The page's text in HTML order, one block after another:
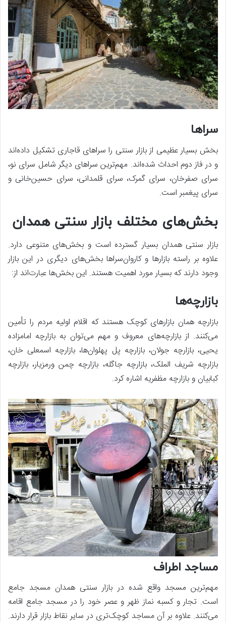
سراها
بخش بسیار عظیمی از بازار سنتی را سراهای قاجاری تشکیل داده‌اند
و در فاز دوم احداث شده‌اند. مهم‌ترین سراهای دیگر شامل سرای نو،
سرای صفرخان، سرای گمرک، سرای قلمدانی، سرای حسین‌خانی و
سرای پیغمبر است.
بخش‌های مختلف بازار سنتی همدان
بازار سنتی همدان بسیار گسترده است و بخش‌های متنوعی دارد.
علاوه بر راسته بازارها و کاروان‌سراها بخش‌های دیگری در این بازار
وجود دارند که بسیار مورد اهمیت هستند. این بخش‌ها عبارت‌اند از:
بازارچه‌ها
بازارچه همان بازارهای کوچک هستند که اقلام اولیه مردم را تأمین
می‌کنند. از بازارچه‌های معروف و مهم می‌توان به بازارچه امامزاده
یحیی، بازارچه جولان، بازارچه پل پهلوان‌ها، بازارچه اسمعلی خان،
بازارچه شریف الملک، بازارچه جاگله، بازارچه چمن ورمزیار، بازارچه
کبابیان و بازارچه مظفریه اشاره کرد.
مساجد اطراف
مهم‌ترین مسجد واقع شده در بازار سنتی همدان مسجد جامع
است. تجار و کسبه نماز ظهر و عصر خود را در مسجد جامع اقامه
می‌کنند. علاوه بر آن مساجد کوچک‌تری در سایر نقاط بازار قرار دارند.